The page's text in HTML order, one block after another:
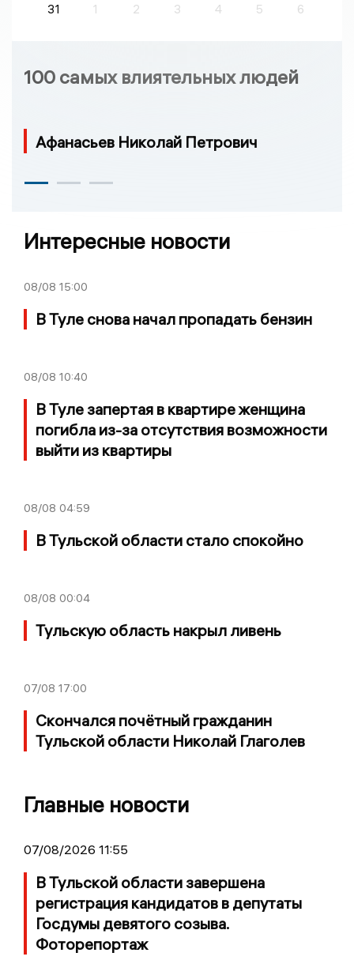
31
1 2 3 4 5 6
100 самых влиятельных людей
Афанасьев Николай Петрович
Интересные новости
08/08 15:00
В Туле снова начал пропадать бензин
08/08 10:40
В Туле запертая в квартире женщина
погибла из-за отсутствия возможности
выйти из квартиры
08/08 04:59
В Тульской области стало спокойно
08/08 00:04
Тульскую область накрыл ливень
07/08 17:00
Скончался почётный гражданин
Тульской области Николай Глаголев
Главные новости
07/08/2026 11:55
В Тульской области завершена
регистрация кандидатов в депутаты
Госдумы девятого созыва.
Фоторепортаж